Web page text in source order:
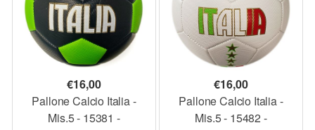
€16,00
Pallone Calcio Italia -
Mis.5 - 15381 -
€16,00
Pallone Calcio Italia -
Mis.5 - 15482 -